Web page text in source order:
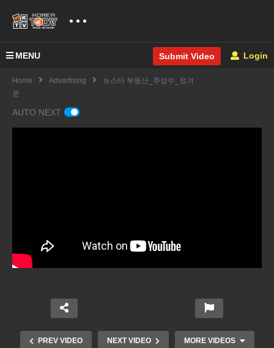
MENU Submit Video Login
Home Advertising
뉴스타 부동산_주성수_정겨
운
AUTO NEXT
PREV VIDEO NEXT VIDEO MORE VIDEOS